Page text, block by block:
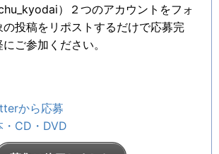
）２つのアカウントをフォ
の投稿をリポストするだけで応募完
ご参加ください。
から応募
・CD・DVD